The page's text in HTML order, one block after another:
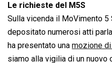
Le richieste del M5S
Sulla vicenda il MoVimento 5
depositato numerosi atti
ha presentato una mozione
siamo alla vigilia di un nuovo